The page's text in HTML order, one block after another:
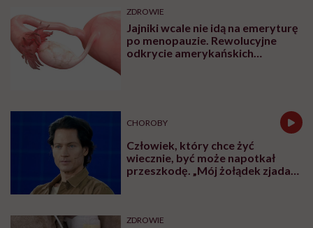
ZDROWIE
Jajniki wcale nie idą na emeryturę
po menopauzie. Rewolucyjne
odkrycie amerykańskich
CHOROBY
Człowiek, który chce żyć
wiecznie, być może napotkał
przeszkodę. „Mój żołądek zjada
ZDROWIE